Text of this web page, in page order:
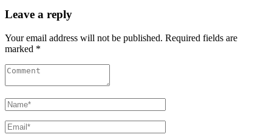
Leave a reply
Your email address will not be published. Required fields are
marked *